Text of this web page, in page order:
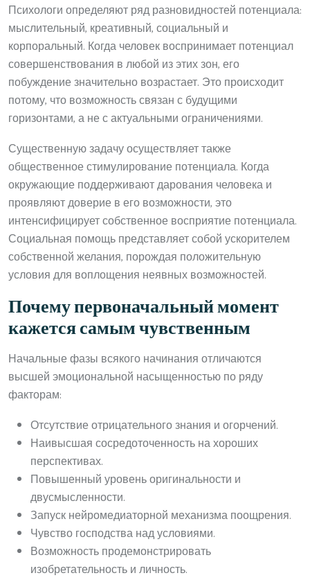
Психологи определяют ряд разновидностей потенциала:
мыслительный, креативный, социальный и
корпоральный. Когда человек воспринимает потенциал
совершенствования в любой из этих зон, его
побуждение значительно возрастает. Это происходит
потому, что возможность связан с будущими
горизонтами, а не с актуальными ограничениями.
Существенную задачу осуществляет также
общественное стимулирование потенциала. Когда
окружающие поддерживают дарования человека и
проявляют доверие в его возможности, это
интенсифицирует собственное восприятие потенциала.
Социальная помощь представляет собой ускорителем
собственной желания, порождая положительную
условия для воплощения неявных возможностей.
Почему первоначальный момент
кажется самым чувственным
Начальные фазы всякого начинания отличаются
высшей эмоциональной насыщенностью по ряду
факторам:
Отсутствие отрицательного знания и огорчений.
Наивысшая сосредоточенность на хороших
перспективах.
Повышенный уровень оригинальности и
двусмысленности.
Запуск нейромедиаторной механизма поощрения.
Чувство господства над условиями.
Возможность продемонстрировать
изобретательность и личность.